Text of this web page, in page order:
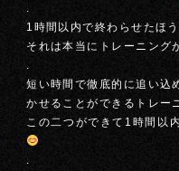
.
1時間以内で終わらせたほ
それは本当にトレーニング
.
短い時間で徹底的に追い込
かせることができるトレー
この二つができて1時間以
.